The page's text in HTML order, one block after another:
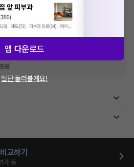
용 등으로 실제 가격과 상이할 수 있으니, 정확
접 문의해주세요.
심사평가원에 고지되어 있는 급여 진료 기준 가
적인 비용이 추가되어, 병원마다 금액이 다르게
함
교하기
가 등
앱 다운로드
일단 둘러볼게요!